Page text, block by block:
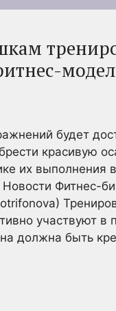
будет
красивую
их выполнения
Фитнес-
участвуют в
должна быть